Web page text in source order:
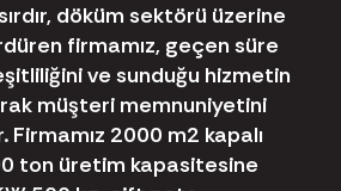
döküm sektörü üzerine
firmamız, geçen süre
ve sunduğu hizmetin
müşteri memnuniyetini
2000 m2 kapalı
ton üretim kapasitesine